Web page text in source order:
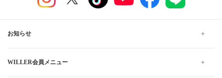
お知らせ
WILLER会員メニュー